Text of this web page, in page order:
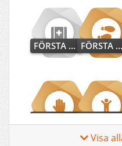
FÖRSTA HJÄLPAREN FÖRSTA STEGET
Visa